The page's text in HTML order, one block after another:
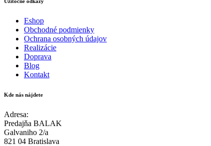
Eshop
Obchodné podmienky
Ochrana osobných údajov
Realizácie
Doprava
Blog
Kontakt
Kde nás nájdete
Adresa:
Predajňa BALAK
Galvaniho 2/a
821 04 Bratislava